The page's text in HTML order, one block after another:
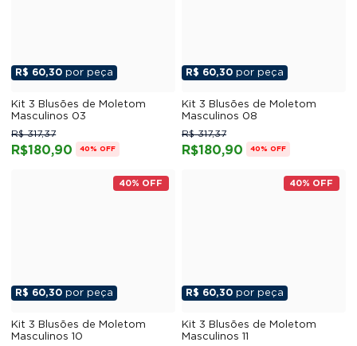
R$ 60,30 por peça
Kit 3 Blusões de Moletom
Masculinos 03
R$180,90
R$ 317,37
40% OFF
R$ 60,30 por peça
Kit 3 Blusões de Moletom
Masculinos 08
R$180,90
R$ 317,37
40% OFF
40% OFF
R$ 60,30 por peça
Kit 3 Blusões de Moletom
Masculinos 10
40% OFF
R$ 60,30 por peça
Kit 3 Blusões de Moletom
Masculinos 11